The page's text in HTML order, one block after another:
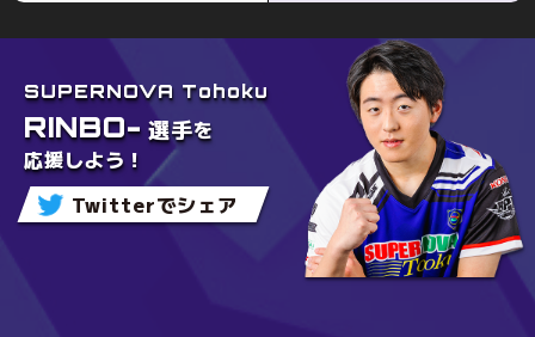
SUPERNOVA Tohoku
RINBO- 選手を
応援しよう！
Twitterでシェア